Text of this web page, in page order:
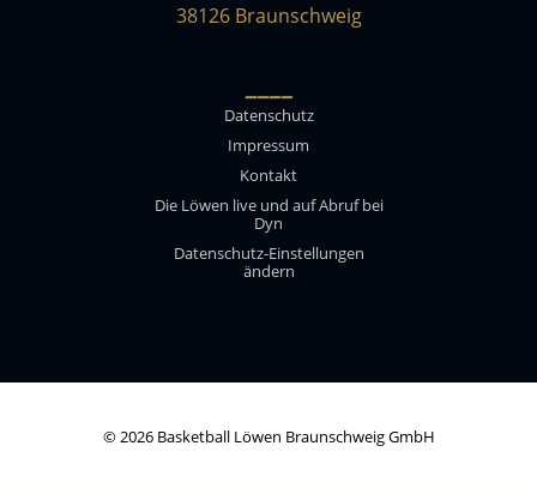
38126 Braunschweig
____
Datenschutz
Impressum
Kontakt
Die Löwen live und auf Abruf bei
Dyn
Datenschutz-Einstellungen
ändern
© 2026 Basketball Löwen Braunschweig GmbH